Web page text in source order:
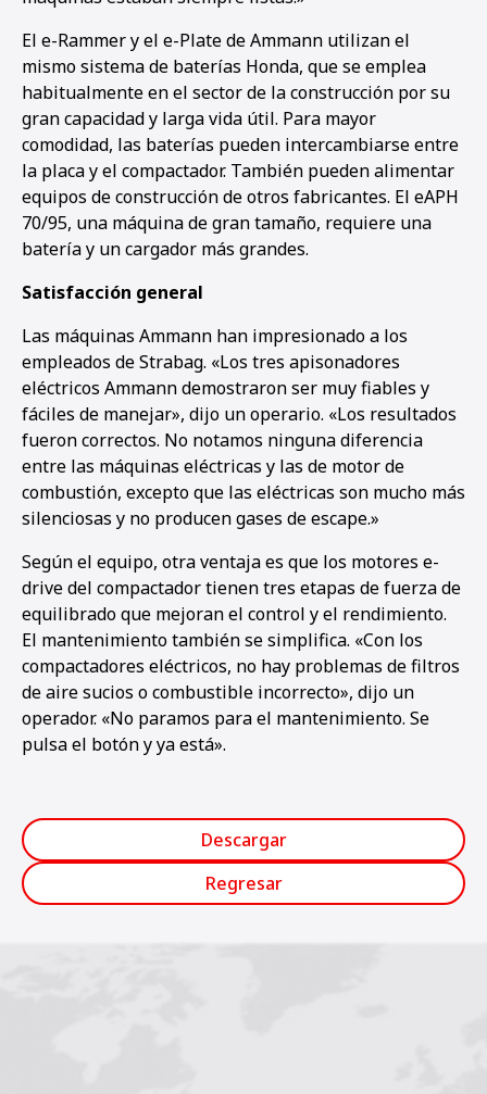
El e-Rammer y el e-Plate de Ammann utilizan el
mismo sistema de baterías Honda, que se emplea
habitualmente en el sector de la construcción por su
gran capacidad y larga vida útil. Para mayor
comodidad, las baterías pueden intercambiarse entre
la placa y el compactador. También pueden alimentar
equipos de construcción de otros fabricantes. El eAPH
70/95, una máquina de gran tamaño, requiere una
batería y un cargador más grandes.
Satisfacción general
Las máquinas Ammann han impresionado a los
empleados de Strabag. «Los tres apisonadores
eléctricos Ammann demostraron ser muy fiables y
fáciles de manejar», dijo un operario. «Los resultados
fueron correctos. No notamos ninguna diferencia
entre las máquinas eléctricas y las de motor de
combustión, excepto que las eléctricas son mucho más
silenciosas y no producen gases de escape.»
Según el equipo, otra ventaja es que los motores e-
drive del compactador tienen tres etapas de fuerza de
equilibrado que mejoran el control y el rendimiento.
El mantenimiento también se simplifica. «Con los
compactadores eléctricos, no hay problemas de filtros
de aire sucios o combustible incorrecto», dijo un
operador. «No paramos para el mantenimiento. Se
pulsa el botón y ya está».
Descargar
Regresar